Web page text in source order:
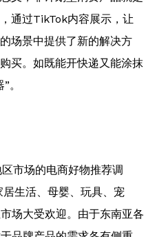
通过TikTok内容展示，让
场景中提供了新的解决方
买。如既能开快递又能涂抹
。
市场的电商好物推荐调
生活、母婴、玩具、宠
场大受欢迎。由于东南亚各